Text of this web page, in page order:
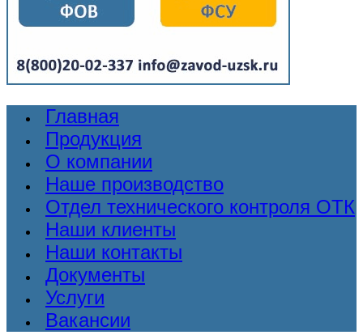
Главная
Продукция
О компании
Наше производство
Отдел технического контроля ОТК
Наши клиенты
Наши контакты
Документы
Услуги
Вакансии